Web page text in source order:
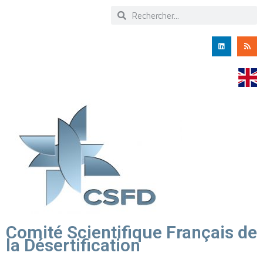
Comité Scientifique Français de
la Désertification